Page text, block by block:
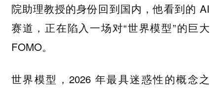
院助理教授的身份回到国内，他看到的 AI
赛道，正在陷入一场对“世界模型”的巨大
FOMO。
世界模型，2026 年最具迷惑性的概念之